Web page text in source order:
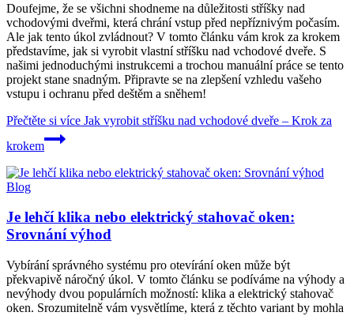
Doufejme, že se všichni shodneme na důležitosti stříšky nad
vchodovými dveřmi, která chrání vstup před nepříznivým počasím.
Ale jak tento úkol zvládnout? V tomto článku vám krok za krokem
představíme, jak si vyrobit vlastní stříšku nad vchodové dveře. S
našimi jednoduchými instrukcemi a trochou manuální práce se tento
projekt stane snadným. Připravte se na zlepšení vzhledu vašeho
vstupu i ochranu před deštěm a sněhem!
Přečtěte si více Jak vyrobit stříšku nad vchodové dveře – Krok za
krokem
Blog
Je lehčí klika nebo elektrický stahovač oken:
Srovnání výhod
Vybírání správného systému pro otevírání oken může být
překvapivě náročný úkol. V tomto článku se podíváme na výhody a
nevýhody dvou populárních možností: klika a elektrický stahovač
oken. Srozumitelně vám vysvětlíme, která z těchto variant by mohla